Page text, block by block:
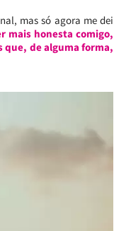
mas só agora me dei
mais honesta comigo,
que, de alguma forma,